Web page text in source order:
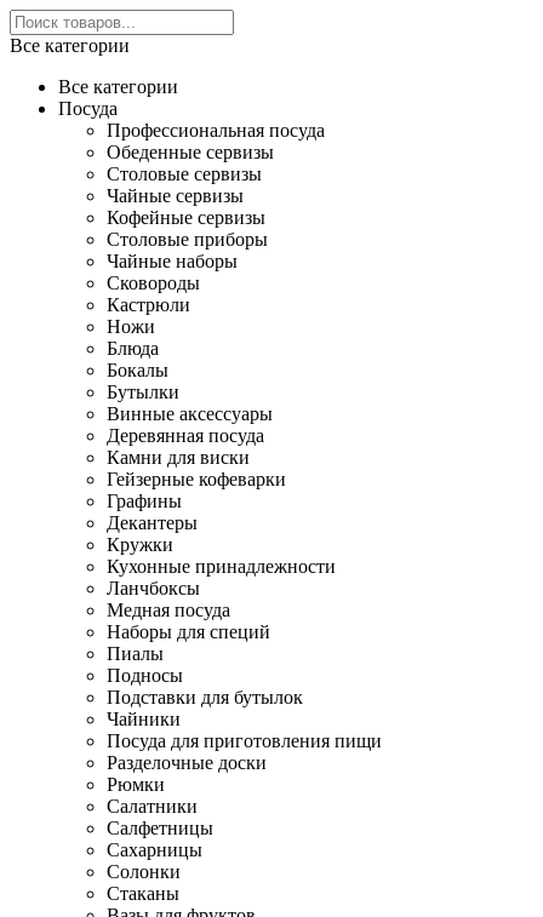
Все категории
Все категории
Посуда
Профессиональная посуда
Обеденные сервизы
Столовые сервизы
Чайные сервизы
Кофейные сервизы
Столовые приборы
Чайные наборы
Сковороды
Кастрюли
Ножи
Блюда
Бокалы
Бутылки
Винные аксессуары
Деревянная посуда
Камни для виски
Гейзерные кофеварки
Графины
Декантеры
Кружки
Кухонные принадлежности
Ланчбоксы
Медная посуда
Наборы для специй
Пиалы
Подносы
Подставки для бутылок
Чайники
Посуда для приготовления пищи
Разделочные доски
Рюмки
Салатники
Салфетницы
Сахарницы
Солонки
Стаканы